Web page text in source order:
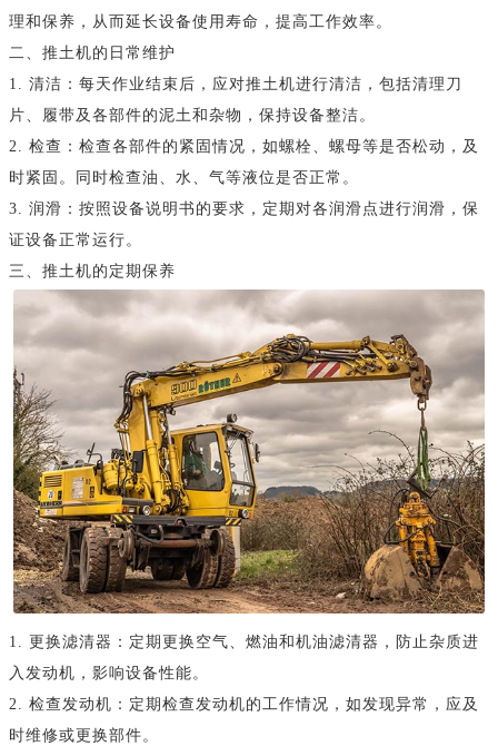
理和保养，从而延长设备使用寿命，提高工作效率。
二、推土机的日常维护
1. 清洁：每天作业结束后，应对推土机进行清洁，包括清理刀
片、履带及各部件的泥土和杂物，保持设备整洁。
2. 检查：检查各部件的紧固情况，如螺栓、螺母等是否松动，及
时紧固。同时检查油、水、气等液位是否正常。
3. 润滑：按照设备说明书的要求，定期对各润滑点进行润滑，保
证设备正常运行。
三、推土机的定期保养
1. 更换滤清器：定期更换空气、燃油和机油滤清器，防止杂质进
入发动机，影响设备性能。
2. 检查发动机：定期检查发动机的工作情况，如发现异常，应及
时维修或更换部件。